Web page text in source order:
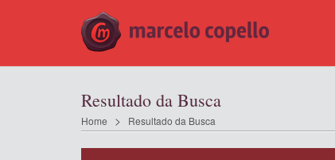
Resultado da Busca
Home Resultado da Busca